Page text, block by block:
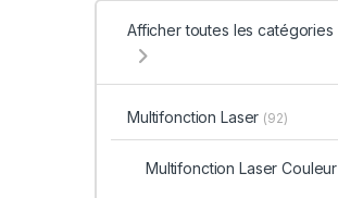
Afficher toutes les catégories
Multifonction Laser (92)
Multifonction Laser Couleur